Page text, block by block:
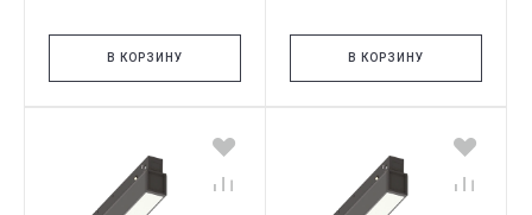
В КОРЗИНУ В КОРЗИНУ